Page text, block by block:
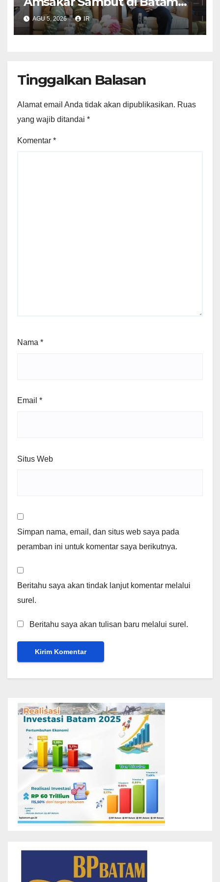
Sebelum Bertolak ke Lingga
AGU 5, 2026 IR
Tinggalkan Balasan
Alamat email Anda tidak akan dipublikasikan. Ruas
yang wajib ditandai *
Komentar *
Nama *
Email *
Situs Web
Simpan nama, email, dan situs web saya pada
peramban ini untuk komentar saya berikutnya.
Beritahu saya akan tindak lanjut komentar melalui
surel.
Beritahu saya akan tulisan baru melalui surel.